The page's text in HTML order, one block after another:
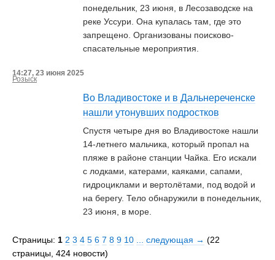
понедельник, 23 июня, в Лесозаводске на
реке Уссури. Она купалась там, где это
запрещено. Организованы поисково-
спасательные мероприятия.
14:27, 23 июня 2025
Розыск
Во Владивостоке и в Дальнереченске
нашли утонувших подростков
Спустя четыре дня во Владивостоке нашли
14-летнего мальчика, который пропал на
пляже в районе станции Чайка. Его искали
с лодками, катерами, каяками, сапами,
гидроциклами и вертолётами, под водой и
на берегу. Тело обнаружили в понедельник,
23 июня, в море.
Страницы: 1 2 3 4 5 6 7 8 9 10 cледующая → (22
страницы, 424 новости)